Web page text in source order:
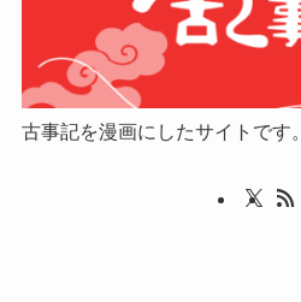
古事記を漫画にしたサイトです。